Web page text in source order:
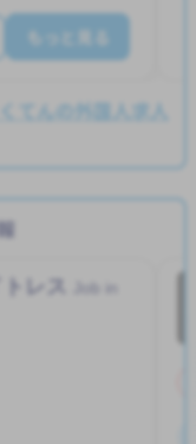
もっと見る
てんの外国人求人
レス